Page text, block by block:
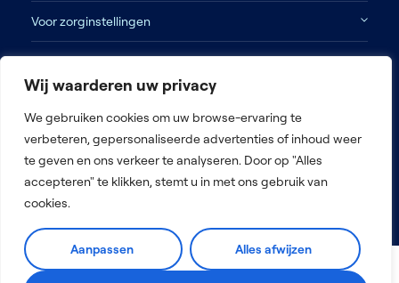
Wij waarderen uw privacy
We gebruiken cookies om uw browse-ervaring te
verbeteren, gepersonaliseerde advertenties of inhoud weer
te geven en ons verkeer te analyseren. Door op "Alles
accepteren" te klikken, stemt u in met ons gebruik van
cookies.
Aanpassen Alles afwijzen
Voor zorginstellingen
Disclaimer
Algemene voorwaarden
Privacy beleid
Antidiscriminatiebeleid